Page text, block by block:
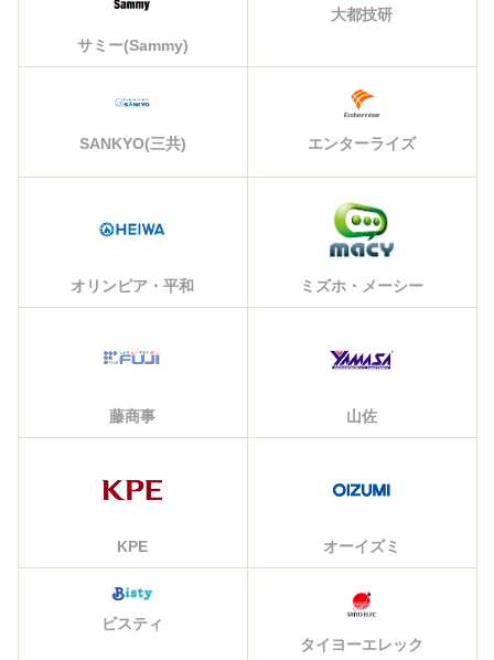
サミー(Sammy)
大都技研
SANKYO(三共) エンターライズ
オリンピア・平和 ミズホ・メーシー
藤商事 山佐
KPE オーイズミ
ビスティ
タイヨーエレック